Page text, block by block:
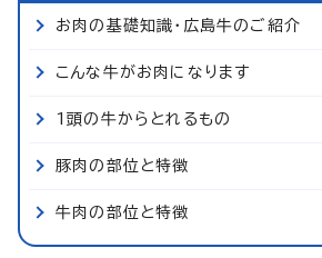
お肉の基礎知識・広島牛のご紹介
こんな牛がお肉になります
1頭の牛からとれるもの
豚肉の部位と特徴
牛肉の部位と特徴